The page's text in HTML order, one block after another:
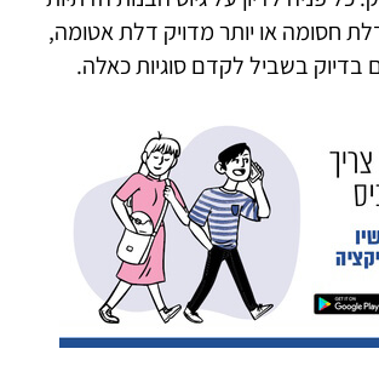
חסומה או יותר מדויק דלת אטומה,
בדיוק בשביל לקדם סוגיות כאלה.